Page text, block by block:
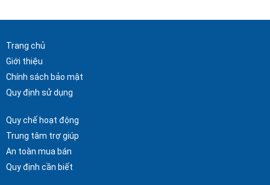
Trang chủ
Giới thiệu
Chính sách bảo mật
Quy định sử dụng
Quy chế hoạt động
Trung tâm trợ giúp
An toàn mua bán
Quy định cần biết